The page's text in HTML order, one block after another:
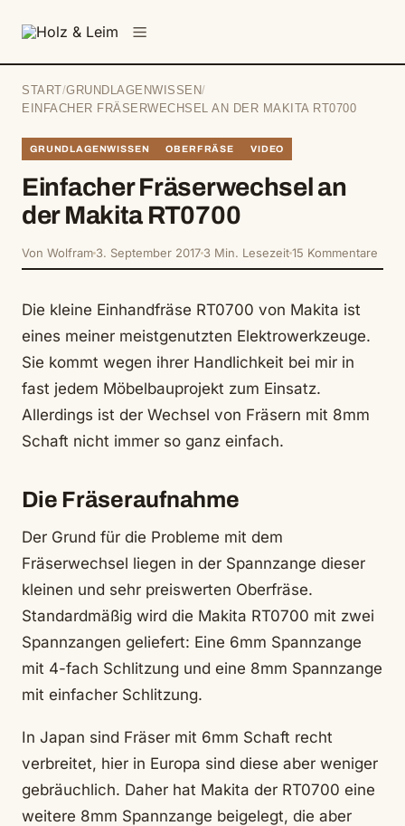
START /GRUNDLAGENWISSEN/
EINFACHER FRÄSERWECHSEL AN DER MAKITA RT0700
GRUNDLAGENWISSEN OBERFRÄSE VIDEO
Einfacher Fräserwechsel an
der Makita RT0700
Von Wolfram 3. September 2017 3 Min. Lesezeit15 Kommentare
Die kleine Einhandfräse RT0700 von Makita ist
eines meiner meistgenutzten Elektrowerkzeuge.
Sie kommt wegen ihrer Handlichkeit bei mir in
fast jedem Möbelbauprojekt zum Einsatz.
Allerdings ist der Wechsel von Fräsern mit 8mm
Schaft nicht immer so ganz einfach.
Die Fräseraufnahme
Der Grund für die Probleme mit dem
Fräserwechsel liegen in der Spannzange dieser
kleinen und sehr preiswerten Oberfräse.
Standardmäßig wird die Makita RT0700 mit zwei
Spannzangen geliefert: Eine 6mm Spannzange
mit 4-fach Schlitzung und eine 8mm Spannzange
mit einfacher Schlitzung.
In Japan sind Fräser mit 6mm Schaft recht
verbreitet, hier in Europa sind diese aber weniger
gebräuchlich. Daher hat Makita der RT0700 eine
weitere 8mm Spannzange beigelegt, die aber